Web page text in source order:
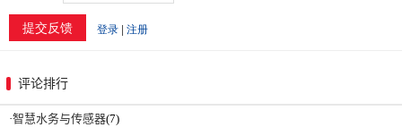
评论排行
·智慧水务与传感器(7)